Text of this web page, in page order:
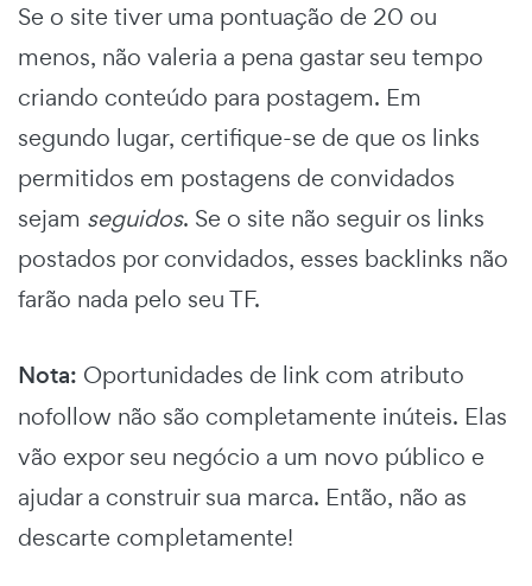
Se o site tiver uma pontuação de 20 ou
menos, não valeria a pena gastar seu tempo
criando conteúdo para postagem. Em
segundo lugar, certifique-se de que os links
permitidos em postagens de convidados
sejam seguidos. Se o site não seguir os links
postados por convidados, esses backlinks não
farão nada pelo seu TF.
Nota: Oportunidades de link com atributo
nofollow não são completamente inúteis. Elas
vão expor seu negócio a um novo público e
ajudar a construir sua marca. Então, não as
descarte completamente!